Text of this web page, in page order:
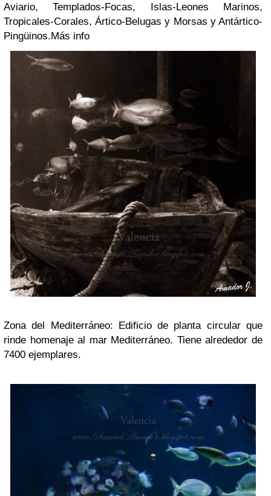
Aviario, Templados-Focas, Islas-Leones Marinos,
Tropicales-Corales,Ártico-Belugas y Morsas y Antártico-
Pingüinos.Más info
Zona del Mediterráneo: Edificio de planta circular que
rinde homenaje al mar Mediterráneo. Tiene alrededor de
7400 ejemplares.